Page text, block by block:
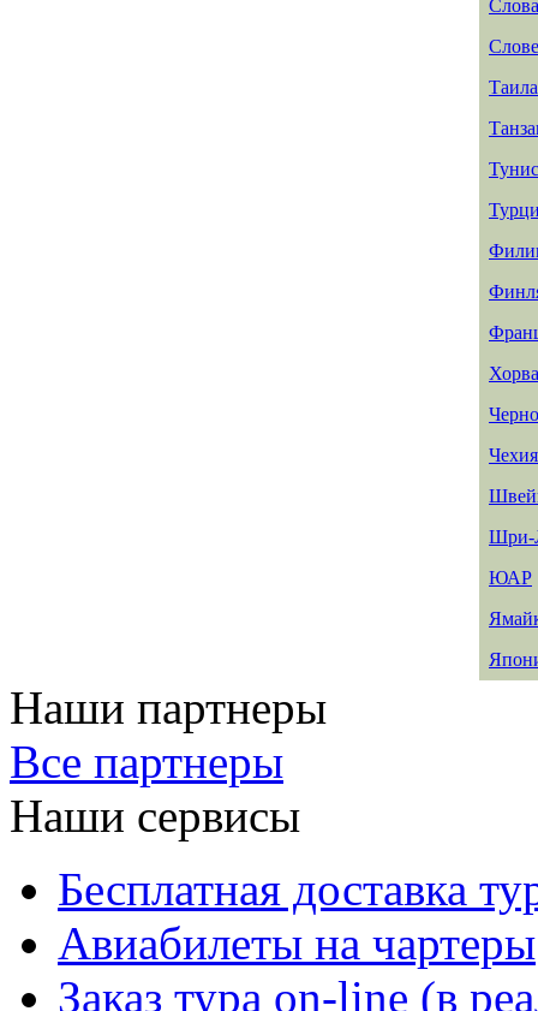
Тунис
Чехия
Шри-
ЮАР
Наши партнеры
Все партнеры
Наши сервисы
Бесплатная доставка
Авиабилеты на чартеры
Заказ тура on-line (в